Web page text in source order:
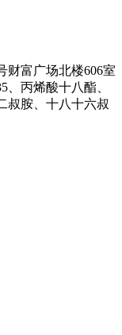
财富广场北楼606室
、丙烯酸十八酯、
叔胺、十八十六叔